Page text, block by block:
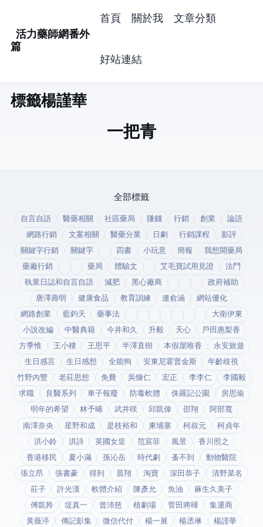
活力藥師網番外
篇
首頁 關於我 文章分類
好站連結
標籤: 楊謹華 (1)
一把青
全部標籤
自言自語 醫藥相關 社區藥局 賺錢 行銷 創業
論語
網路行銷
文案相關 醫藥分業 日劇 行銷課程
影評
關鍵字行銷
關鍵字 四書 小玩意 簡報
我想開藥局
藥廠行銷
藥局 體驗文 艾毛寶試用見證
法鬥
執業日誌和自言自語
減肥 黑心廠商
政府補助
唐澤壽明
健康食品 教育訓練 連俞涵
網站優化
網路創業
藍鈞天 藥事法
大衛伊東
小說改編
中醫典籍 今井和久 升毅 天心
戶田惠梨香
方季惟
王小棣 王思平 半澤直樹 本假屋唯香
永安旅遊
生日感言
生日感想 全能狗 安東尼霍普金斯
年齡歧視
竹野內豐
老莊思想 免費 吳慷仁 宏正 李李仁
李國毅
求職
良醫系列 車子報廢 防毒軟體 侏羅記公園
房思瑜
明年的希望
林予晞 武井咲 邱凱偉 邵翔
阿部寬
南澤奈央
星野和成 是枝裕和 柬埔寨 柯叔元
柯貞年
洪小鈴
洪詩 英國女皇 范宸菲 風景
香川照之
香港移民
夏小滿 孫沁岳 時代劇 蚤不到
動物醫院
張立昂
張書豪 得到app 晨翔 淘寶 深田恭子
清野菜名
莊子
許光漢 軟體介紹 陳彥允 魚油
麻生久美子
傅凱羚
堤真一 曾沛慈 植劇場 菅田將暉
集運商
黃薇渟
傳記影集 微信代付 楊一展 楊丞琳 楊謹華